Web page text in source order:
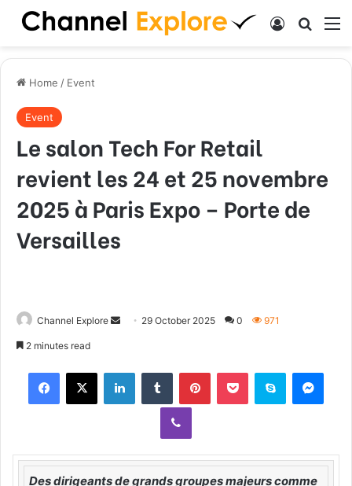
Log In
Home / Event
Event
Le salon Tech For Retail
revient les 24 et 25 novembre
2025 à Paris Expo – Porte de
Versailles
Channel Explore
a
m
29 October 2025 0 971
2 minutes read
Viber
Des dirigeants de grands groupes majeurs comme